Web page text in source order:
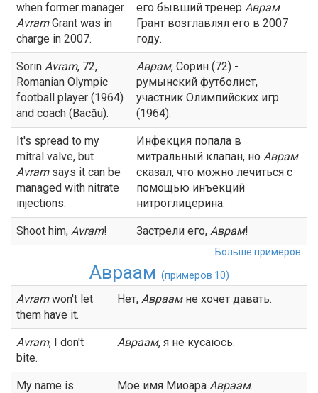
when former manager
AvramGrant was in
charge in 2007.
его бывший тренер Аврам
Грант возглавлял его в 2007
году.
Sorin Avram, 72,
Romanian Olympic
football player (1964)
and coach (Bacău).
Аврам, Сорин (72) -
румынский футболист,
участник Олимпийских игр
(1964).
It's spread to my
mitral valve, but
Avramsays it can be
managed with nitrate
injections.
Инфекция попала в
митральный клапан, но Аврам
сказал, что можно лечиться с
помощью инъекций
нитроглицерина.
Shoot him, Avram! Застрели его, Аврам!
Больше примеров...
Авраам (примеров 10)
Avramwon't let
them have it.
Нет, Авраамне хочет давать.
Avram, I don't
bite.
Авраам, я не кусаюсь.
My name is
Мое имя Миоара Авраам.